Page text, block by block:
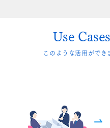
Use Cases
このような活用ができ